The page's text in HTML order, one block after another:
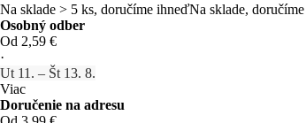
Na sklade > 5 ks, doručíme ihneďNa sklade,
Osobný odber
Od 2,59 €
·
Ut 11. – Št 13. 8.
Viac
Doručenie na adresu